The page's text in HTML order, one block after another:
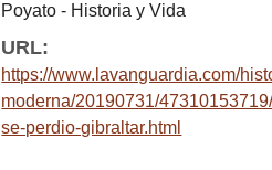
Poyato - Historia y Vida
URL:
https://www.lavanguardia.com/
moderna/20190731/
se-perdio-gibraltar.html